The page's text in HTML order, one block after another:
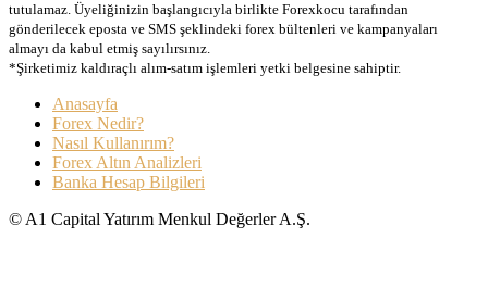
tutulamaz. Üyeliğinizin başlangıcıyla birlikte Forexkocu tarafından
gönderilecek eposta ve SMS şeklindeki forex bültenleri ve kampanyaları
almayı da kabul etmiş sayılırsınız.
*Şirketimiz kaldıraçlı alım-satım işlemleri yetki belgesine sahiptir.
Anasayfa
Forex Nedir?
Nasıl Kullanırım?
Forex Altın Analizleri
Banka Hesap Bilgileri
© A1 Capital Yatırım Menkul Değerler A.Ş.